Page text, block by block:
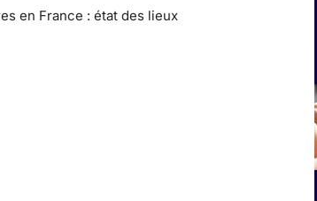
en France : état des lieux